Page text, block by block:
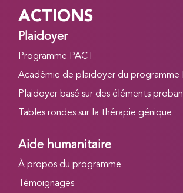
ACTIONS
Plaidoyer
Programme PACT
Académie de plaidoyer du programme
Plaidoyer basé sur des éléments
Tables rondes sur la thérapie génique
Aide humanitaire
À propos du programme
Témoignages